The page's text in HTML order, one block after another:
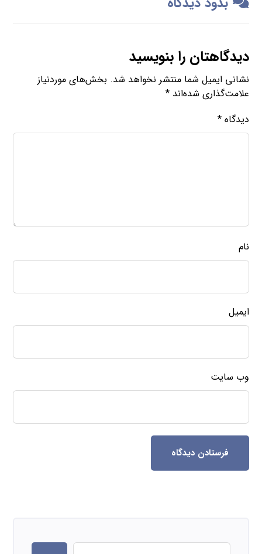
دیدگاهتان را بنویسید
نشانی ایمیل شما منتشر نخواهد شد. بخش‌های موردنیاز
علامت‌گذاری شده‌اند*
دیدگاه*
نام
ایمیل
وب‌ سایت
فرستادن دیدگاه